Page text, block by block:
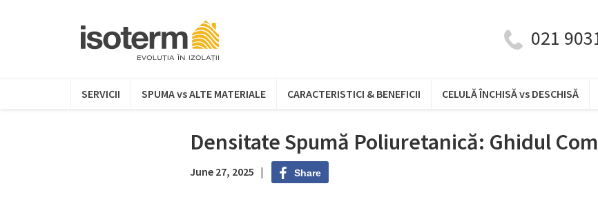
021
SERVICII SPUMA vs ALTE MATERIALE CARACTERISTICI & BENEFICII CELULĂ ÎNCHISĂ vs DESCHISĂ
Densitate Spumă Poliuretanică: Ghidul
June 27, 2025 | Share